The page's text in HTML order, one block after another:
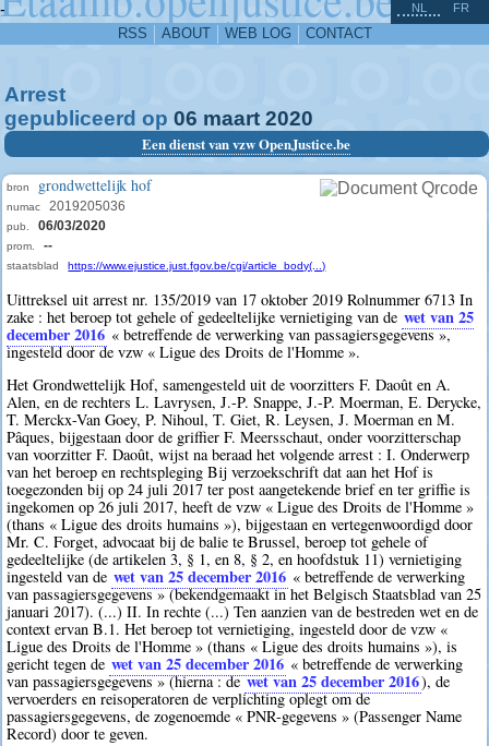
-
RSS ABOUT WEB LOG CONTACT
NL FR
Arrest
gepubliceerd op 06 maart 2020
Een dienst van vzw OpenJustice.be
bron grondwettelijk hof
numac 2019205036
pub. 06/03/2020
prom. --
staatsblad https://www.ejustice.just.fgov.be/cgi/article_body(...)
Uittreksel uit arrest nr. 135/2019 van 17 oktober 2019 Rolnummer 6713 In
zake : het beroep tot gehele of gedeeltelijke vernietiging van de wet van 25
december 2016 « betreffende de verwerking van passagiersgegevens »,
ingesteld door de vzw « Ligue des Droits de l'Homme ».
Het Grondwettelijk Hof, samengesteld uit de voorzitters F. Daoût en A.
Alen, en de rechters L. Lavrysen, J.-P. Snappe, J.-P. Moerman, E. Derycke,
T. Merckx-Van Goey, P. Nihoul, T. Giet, R. Leysen, J. Moerman en M.
Pâques, bijgestaan door de griffier F. Meersschaut, onder voorzitterschap
van voorzitter F. Daoût, wijst na beraad het volgende arrest : I. Onderwerp
van het beroep en rechtspleging Bij verzoekschrift dat aan het Hof is
toegezonden bij op 24 juli 2017 ter post aangetekende brief en ter griffie is
ingekomen op 26 juli 2017, heeft de vzw « Ligue des Droits de l'Homme »
(thans « Ligue des droits humains »), bijgestaan en vertegenwoordigd door
Mr. C. Forget, advocaat bij de balie te Brussel, beroep tot gehele of
gedeeltelijke (de artikelen 3, § 1, en 8, § 2, en hoofdstuk 11) vernietiging
ingesteld van de wet van 25 december 2016 « betreffende de verwerking
van passagiersgegevens » (bekendgemaakt in het Belgisch Staatsblad van 25
januari 2017). (...) II. In rechte (...) Ten aanzien van de bestreden wet en de
context ervan B.1. Het beroep tot vernietiging, ingesteld door de vzw «
Ligue des Droits de l'Homme » (thans « Ligue des droits humains »), is
gericht tegen de wet van 25 december 2016 « betreffende de verwerking
van passagiersgegevens » (hierna : dewet van 25 december 2016), de
vervoerders en reisoperatoren de verplichting oplegt om de
passagiersgegevens, de zogenoemde « PNR-gegevens » (Passenger Name
Record) door te geven.
^